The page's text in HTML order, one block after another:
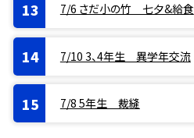
7/6 さだ小の竹 七夕&給食
7/10 3、4年生 異学年交流
7/8 5年生 裁縫